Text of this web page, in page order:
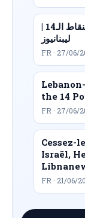
الاتفاق الإطار بين لبنان وإسرائيل: شرح النقاط الـ14 |
ليبنانيوز
FR · 27/06/
the 14
FR · 27/06/
Cessez-
Israël,
FR · 21/06/